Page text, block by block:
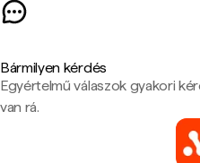
Bármilyen kérdés
Egyértelmű válaszok gyakori
van rá.